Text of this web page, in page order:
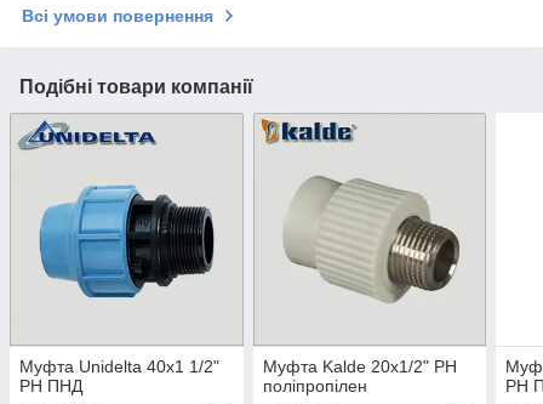
Всі умови повернення
Подібні товари компанії
Муфта Unidelta 40х1 1/2"
РН ПНД
Муфта Kalde 20х1/2" РН
поліпропілен
РН